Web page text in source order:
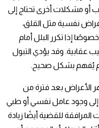
أو مشكلات أخرى تحتاج إلى
نفسية مثل القلق،
خصوصًا إذا تكرر البلل أمام
عقابية. وقد يؤدي التبول
لم يُفهم بشكل صحيح.
الأعراض بعد فترة من
إلى وجود عامل نفسي أو طبي
للقضية أيضًا زيادة